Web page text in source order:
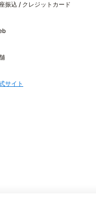
振込 / クレジットカード
サイト